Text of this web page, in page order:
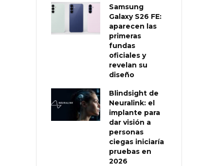
Samsung
Galaxy S26 FE:
aparecen las
primeras
fundas
oficiales y
revelan su
diseño
Blindsight de
Neuralink: el
implante para
dar visión a
personas
ciegas iniciaría
pruebas en
2026